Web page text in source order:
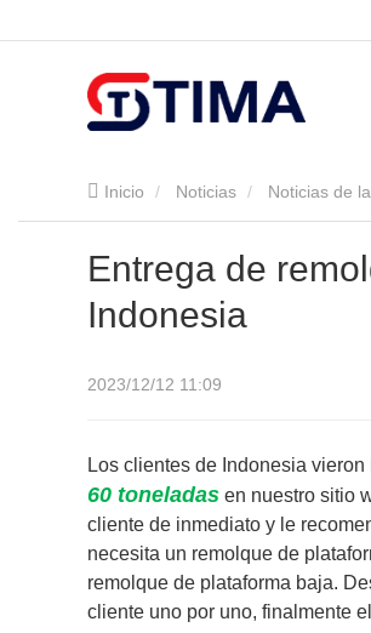
Inicio Noticias Noticias de
Entrega de
Indonesia
2023/12/12 11:09
Los clientes de Indonesia
60 toneladas en nuestro sitio
cliente de inmediato y le
necesita un remolque de
remolque de plataforma baja.
cliente uno por uno, finalmente